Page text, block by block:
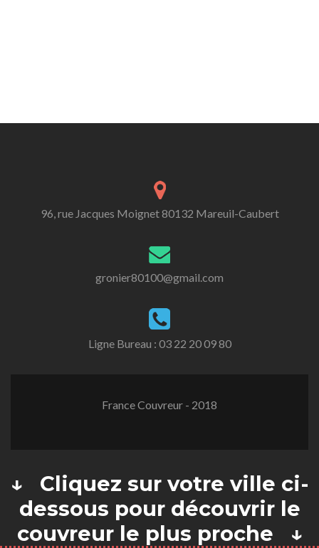
96, rue Jacques Moignet 80132 Mareuil-Caubert
gronier80100@gmail.com
Ligne Bureau : 03 22 20 09 80
France Couvreur - 2018
↓ Cliquez sur votre ville ci-
dessous pour découvrir le
couvreur le plus proche ↓